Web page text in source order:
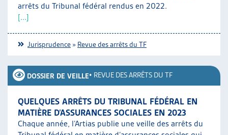
arrêts du Tribunal fédéral rendus en 2022.
[...]
Jurisprudence » Revue des arrêts du TF
DOSSIER DE VEILLE• REVUE DES ARRÊTS DU TF
QUELQUES ARRÊTS DU TRIBUNAL FÉDÉRAL EN
MATIÈRE D’ASSURANCES SOCIALES EN 2023
Chaque année, l’Artias publie une veille des arrêts du